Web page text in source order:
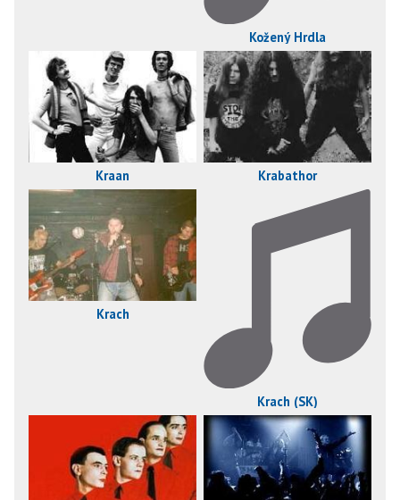
Kožený Hrdla
Kraan Krabathor
Krach
Krach (SK)